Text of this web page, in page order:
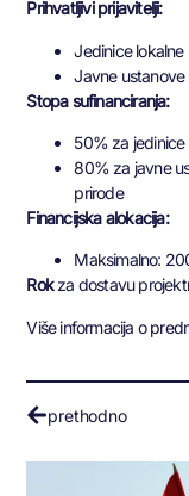
Prihvatljivi prijavitelji:
Jedinice
Javne ustanove
Stopa sufinanciranja:
50% za
80% za javne
prirode
Financijska alokacija:
Maksimalno:
Rokza dostavu
Više informacija o
prethodno